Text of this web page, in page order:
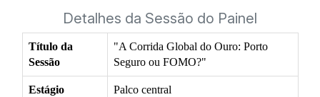
Detalhes da Sessão do Painel
Título da
Sessão
"A Corrida Global do Ouro: Porto
Seguro ou FOMO?"
Estágio Palco central